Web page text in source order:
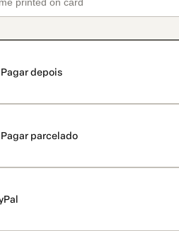
Pagar depois
Pagar parcelado